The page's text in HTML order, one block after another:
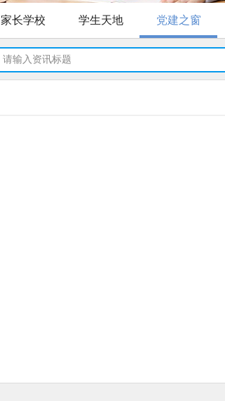
家长学校 学生天地 党建之窗